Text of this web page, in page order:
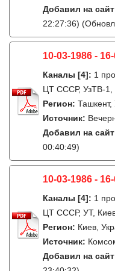
Добавил на
22:27:36)
10-03-1986 -
Каналы [4]: 1
ЦТ СССР, УзТВ-1,
Регион: Ташкент,
Источник:
Добавил на
00:40:49)
10-03-1986 -
Каналы [4]: 1
ЦТ СССР, УТ,
Регион: Киев,
Источник:
Добавил на